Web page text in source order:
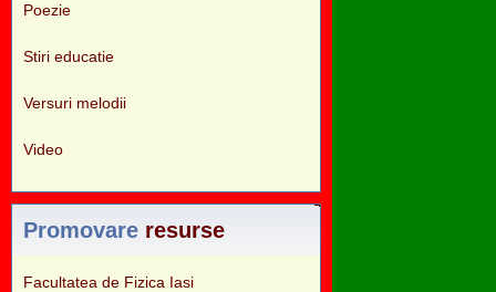
Poezie
Stiri educatie
Versuri melodii
Video
Promovare resurse
Facultatea de Fizica Iasi